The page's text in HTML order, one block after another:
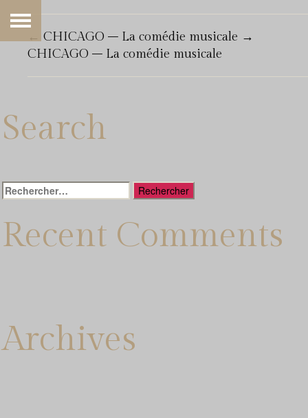
← CHICAGO – La comédie musicale →
CHICAGO – La comédie musicale
Search
Rechercher :
Recent Comments
Archives